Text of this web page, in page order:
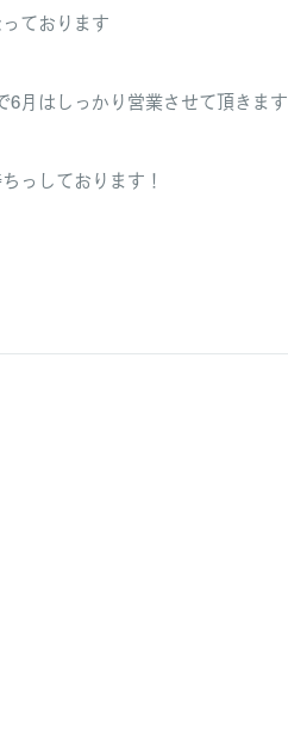
ております
6月はしっかり営業させて頂きます
っしております！